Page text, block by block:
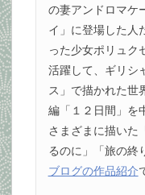
の妻アンドロマケ
イ」に登場した人
った少女ポリュク
活躍して、ギリシ
ス」で描かれた世
編「１２日間」を
さまざまに描いた
るのに」「旅の終
ブログの作品紹介